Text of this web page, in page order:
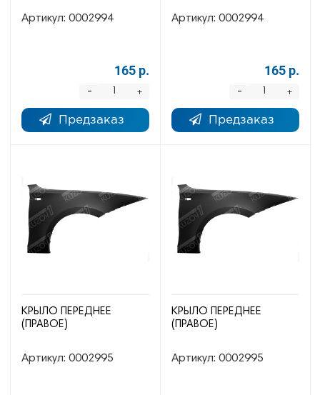
Артикул: 0002994
165 р.
+
-
Предзаказ
Артикул: 0002994
165 р.
+
-
Предзаказ
КРЫЛО ПЕРЕДНЕЕ
(ПРАВОЕ)
Артикул: 0002995
КРЫЛО ПЕРЕДНЕЕ
(ПРАВОЕ)
Артикул: 0002995